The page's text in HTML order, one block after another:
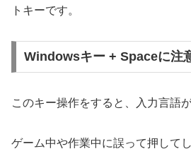
トキーです。
Windowsキー + Spaceに注
このキー操作をすると、入力言語
ゲーム中や作業中に誤って押して